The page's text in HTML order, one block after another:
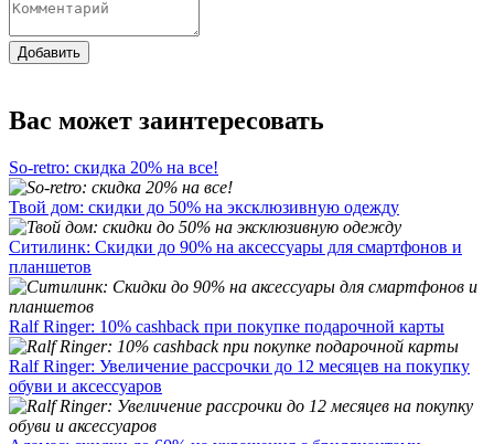
Добавить
Вас может заинтересовать
So-retro: скидка 20% на все!
Твой дом: скидки до 50% на эксклюзивную одежду
Ситилинк: Скидки до 90% на аксессуары для смартфонов и
планшетов
Ralf Ringer: 10% cashback при покупке подарочной карты
Ralf Ringer: Увеличение рассрочки до 12 месяцев на покупку
обуви и аксессуаров